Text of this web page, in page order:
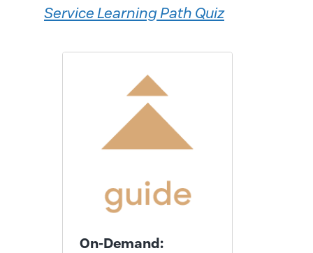
Service Learning Path Quiz
On-Demand: